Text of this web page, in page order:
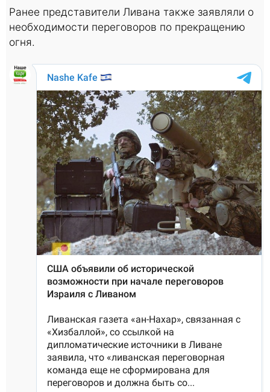
Ранее представители Ливана также заявляли о
необходимости переговоров по прекращению
огня.